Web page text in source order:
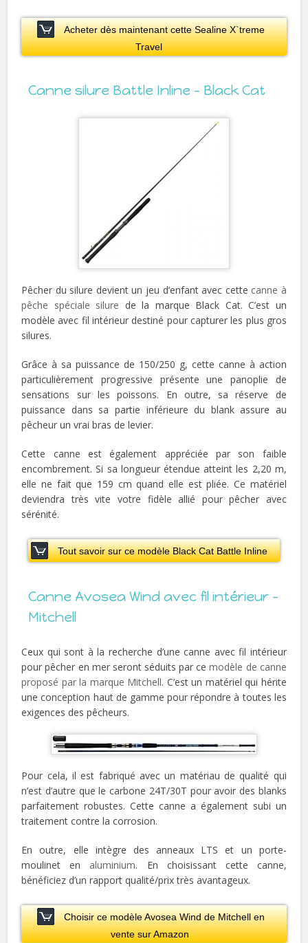
Acheter dès maintenant cette Sealine X`treme
Travel
Canne silure Battle Inline – Black Cat
Pêcher du silure devient un jeu d’enfant avec cette canne à
pêche spéciale silure de la marque Black Cat. C’est un
modèle avec fil intérieur destiné pour capturer les plus gros
silures.
Grâce à sa puissance de 150/250 g, cette canne à action
particulièrement progressive présente une panoplie de
sensations sur les poissons. En outre, sa réserve de
puissance dans sa partie inférieure du blank assure au
pêcheur un vrai bras de levier.
Cette canne est également appréciée par son faible
encombrement. Si sa longueur étendue atteint les 2,20 m,
elle ne fait que 159 cm quand elle est pliée. Ce matériel
deviendra très vite votre fidèle allié pour pêcher avec
sérénité.
Tout savoir sur ce modèle Black Cat Battle Inline
Canne Avosea Wind avec fil intérieur –
Mitchell
Ceux qui sont à la recherche d’une canne avec fil intérieur
pour pêcher en mer seront séduits par cemodèle de canne
proposé par la marque Mitchell. C’est un matériel qui hérite
une conception haut de gamme pour répondre à toutes les
exigences des pêcheurs.
Pour cela, il est fabriqué avec un matériau de qualité qui
n’est d’autre que le carbone 24T/30T pour avoir des blanks
parfaitement robustes. Cette canne a également subi un
traitement contre la corrosion.
En outre, elle intègre des anneaux LTS et un porte-
moulinet en aluminium. En choisissant cette canne,
bénéficiez d’un rapport qualité/prix très avantageux.
Choisir ce modèle Avosea Wind de Mitchell en
vente sur Amazon